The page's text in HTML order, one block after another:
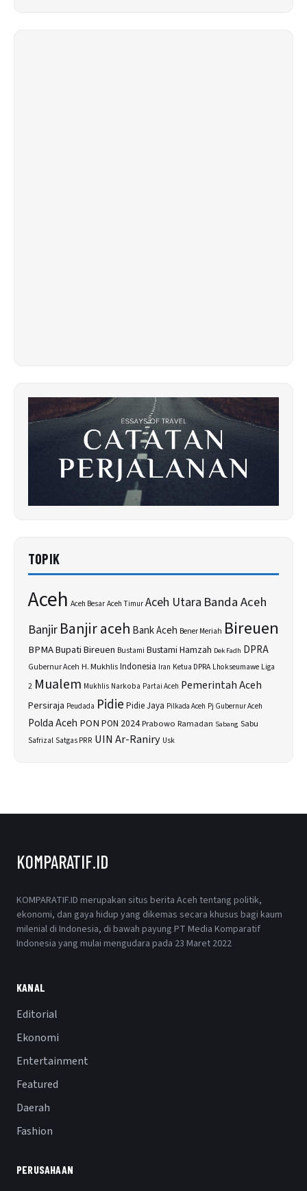
TOPIK
Aceh Aceh BesarAceh TimurAceh Utara Banda Aceh
BanjirBanjir aceh Bank Aceh Bener Meriah Bireuen
BPMABupati Bireuen Bustami Bustami Hamzah Dek Fadh DPRA
Gubernur Aceh H. MukhlisIndonesia Iran Ketua DPRA Lhokseumawe Liga
2 Mualem Mukhlis Narkoba Partai Aceh Pemerintah Aceh
Persiraja Peudada Pidie Pidie Jaya Pilkada Aceh Pj Gubernur Aceh
Polda Aceh PON PON 2024Prabowo Ramadan Sabang Sabu
Safrizal Satgas PRR UIN Ar-Raniry Usk
KOMPARATIF.ID
KOMPARATIF.ID merupakan situs berita Aceh tentang politik,
ekonomi, dan gaya hidup yang dikemas secara khusus bagi kaum
milenial di Indonesia, di bawah payung PT Media Komparatif
Indonesia yang mulai mengudara pada 23 Maret 2022
KANAL
Editorial
Ekonomi
Entertainment
Featured
Daerah
Fashion
PERUSAHAAN